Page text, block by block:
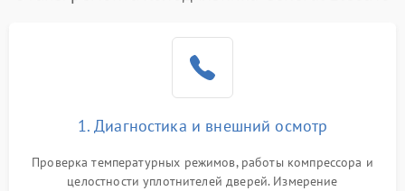
работе
2000 ₽ Подробнее →
1. Диагностика и внешний осмотр
Проверка температурных режимов, работы компрессора и
целостности уплотнителей дверей. Измерение